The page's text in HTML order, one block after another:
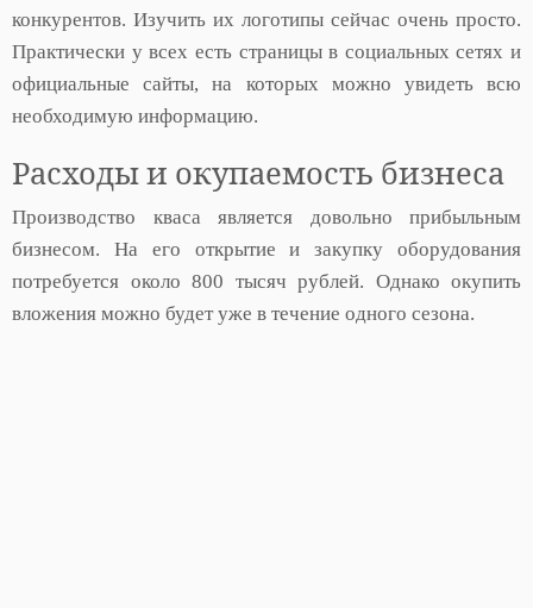
конкурентов. Изучить их логотипы сейчас очень просто.
Практически у всех есть страницы в социальных сетях и
официальные сайты, на которых можно увидеть всю
необходимую информацию.
Расходы и окупаемость бизнеса
Производство кваса является довольно прибыльным
бизнесом. На его открытие и закупку оборудования
потребуется около 800 тысяч рублей. Однако окупить
вложения можно будет уже в течение одного сезона.